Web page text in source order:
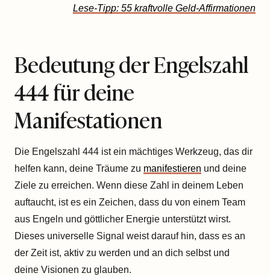
Lese-Tipp: 55 kraftvolle Geld-Affirmationen
Bedeutung der Engelszahl
444 für deine
Manifestationen
Die Engelszahl 444 ist ein mächtiges Werkzeug, das dir
helfen kann, deine Träume zu manifestieren und deine
Ziele zu erreichen. Wenn diese Zahl in deinem Leben
auftaucht, ist es ein Zeichen, dass du von einem Team
aus Engeln und göttlicher Energie unterstützt wirst.
Dieses universelle Signal weist darauf hin, dass es an
der Zeit ist, aktiv zu werden und an dich selbst und
deine Visionen zu glauben.